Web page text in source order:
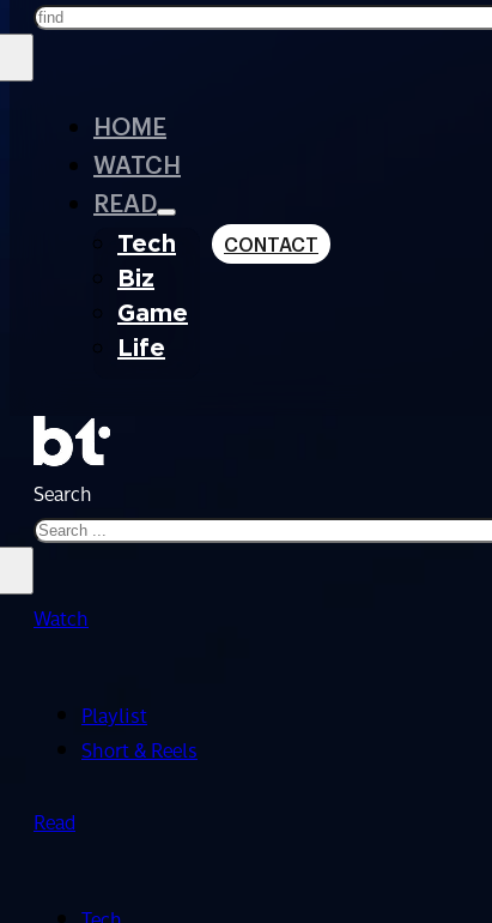
HOME
WATCH
READ
Tech
Biz
Game
Life
CONTACT
Search
Watch
Playlist
Short & Reels
Read